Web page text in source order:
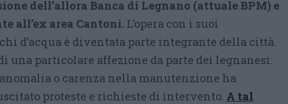
dell’allora Banca di Legnano (attuale BPM) e
all’ex area Cantoni. L’opera con i suoi
d’acqua è diventata parte integrante della città.
una particolare affezione da parte dei legnanesi:
o carenza nella manutenzione ha
proteste e richieste di intervento. A tal